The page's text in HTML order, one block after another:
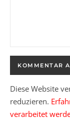
Diese Website
reduzieren.
verarbeitet